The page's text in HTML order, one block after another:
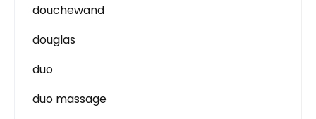
douchewand
douglas
duo
duo massage